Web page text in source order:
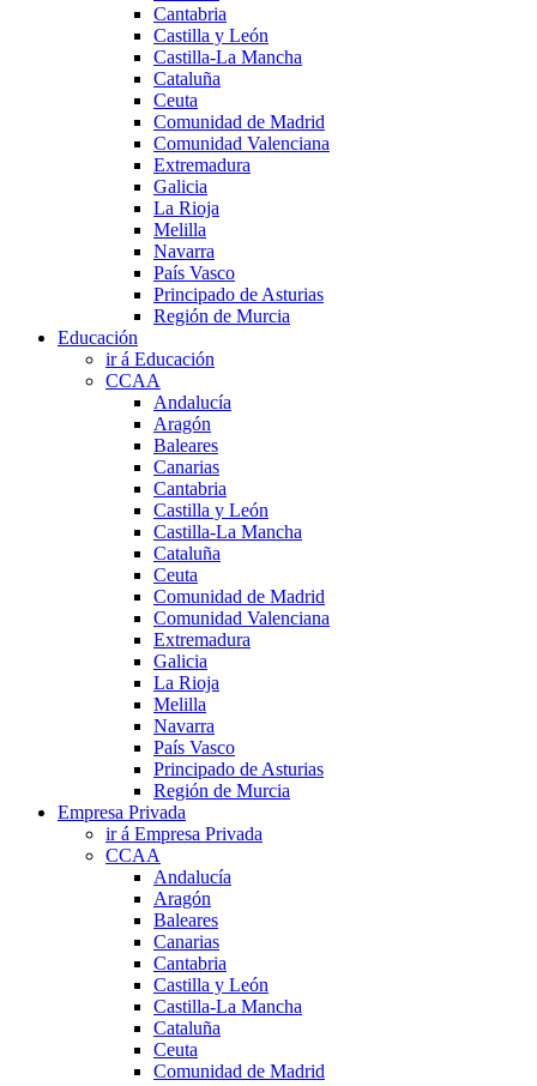
Cantabria
Castilla y León
Castilla-La Mancha
Cataluña
Ceuta
Comunidad de Madrid
Comunidad Valenciana
Extremadura
Galicia
La Rioja
Melilla
Navarra
País Vasco
Principado de Asturias
Región de Murcia
Educación
ir á Educación
CCAA
Andalucía
Aragón
Baleares
Canarias
Cantabria
Castilla y León
Castilla-La Mancha
Cataluña
Ceuta
Comunidad de Madrid
Comunidad Valenciana
Extremadura
Galicia
La Rioja
Melilla
Navarra
País Vasco
Principado de Asturias
Región de Murcia
Empresa Privada
ir á Empresa Privada
CCAA
Andalucía
Aragón
Baleares
Canarias
Cantabria
Castilla y León
Castilla-La Mancha
Cataluña
Ceuta
Comunidad de Madrid